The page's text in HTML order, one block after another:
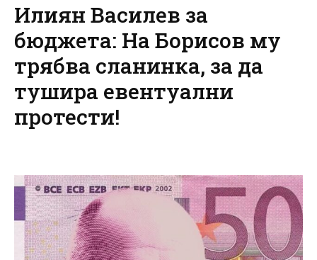
Илиян Василев за
бюджета: На Борисов му
трябва сланинка, за да
тушира евентуални
протести!